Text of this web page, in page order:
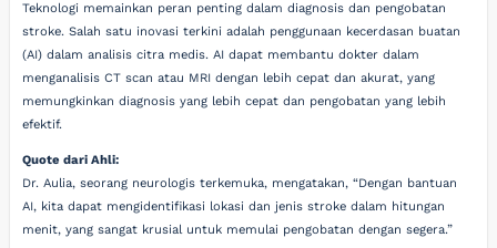
Teknologi memainkan peran penting dalam diagnosis dan pengobatan
stroke. Salah satu inovasi terkini adalah penggunaan kecerdasan buatan
(AI) dalam analisis citra medis. AI dapat membantu dokter dalam
menganalisis CT scan atau MRI dengan lebih cepat dan akurat, yang
memungkinkan diagnosis yang lebih cepat dan pengobatan yang lebih
efektif.
Quote dari Ahli:
Dr. Aulia, seorang neurologis terkemuka, mengatakan, “Dengan bantuan
AI, kita dapat mengidentifikasi lokasi dan jenis stroke dalam hitungan
menit, yang sangat krusial untuk memulai pengobatan dengan segera.”